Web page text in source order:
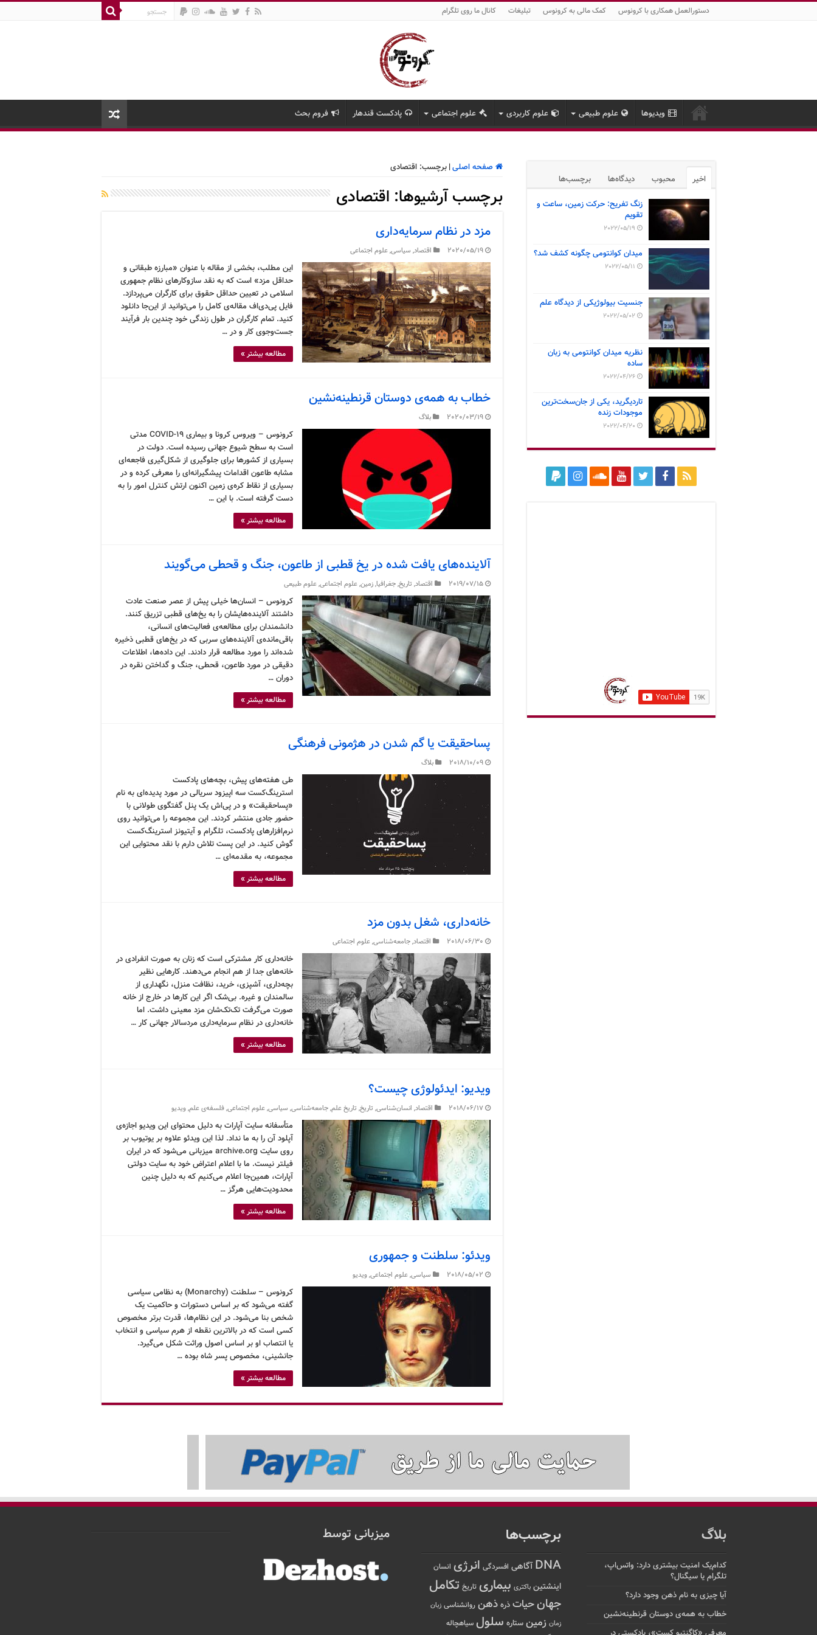
دستورالعمل همکاری با کرونوس کمک مالی به کرونوس تبلیغات کانال ما روی تلگرام
ویدیوها علوم طبیعی علوم کاربردی علوم اجتماعی پادکست قندهار فروم بحث
صفحه اصلی| برچسب: اقتصادی
برچسب آرشیوها: اقتصادی
مزد در نظام سرمایه‌داری
2020/05/19 اقتصاد, سیاسی,علوم اجتماعی
این مطلب، بخشی از مقاله با عنوان «مبارزه طبقاتی و
حداقل مزد» است که به نقد سازوکارهای نظام جمهوری
اسلامی در تعیین حداقل حقوق برای کارگران می‌پردازد.
فایل پی‌دی‌اف مقاله‌ی کامل را می‌توانید از این‌جا دانلود
کنید. تمام کارگران در طول زندگی خود چندین بار فرآیند
جست‌وجوی کار و در …
مطالعه بیشتر »
خطاب به همه‌ی دوستان قرنطینه‌نشین
2020/03/19 بلاگ
کرونوس – ویروس کرونا و بیماری COVID-19 مدتی
است به سطح شیوع جهانی رسیده است. دولت در
بسیاری از کشورها برای جلوگیری از شکل‌گیری فاجعه‌ای
مشابه طاعون اقدامات پیشگیرانه‌ای را معرفی کرده و در
بسیاری از نقاط کره‌ی زمین اکنون ارتش کنترل امور را به
دست گرفته است. با این …
مطالعه بیشتر »
آلاینده‌های یافت شده در یخ قطبی از طاعون، جنگ و قحطی می‌گویند
2019/07/15 اقتصاد, تاریخ,جغرافیا,زمین,علوم اجتماعی,علوم طبیعی
کرونوس – انسان‌ها خیلی پیش از عصر صنعت عادت
داشتند آلاینده‌هایشان را به یخ‌های قطبی تزریق کنند.
دانشمندان برای مطالعه‌ی فعالیت‌های انسانی،
باقی‌مانده‌ی آلاینده‌های سربی که در یخ‌های قطبی ذخیره
شده‌اند را مورد مطالعه قرار دادند. این داده‌ها، اطلاعات
دقیقی در مورد طاعون، قحطی، جنگ و گداختن نقره در
دوران …
مطالعه بیشتر »
پساحقیقت یا گم شدن در هژمونی فرهنگی
2018/10/09 بلاگ
طی هفته‌های پیش، بچه‌های پادکست
استرینگ‌کست سه اپیزود سریالی در مورد پدیده‌ای به نام
«پساحقیقت» و در پی‌اش یک پنل گفتگوی طولانی با
حضور جادی منتشر کردند. این مجموعه را می‌توانید روی
نرم‌افزارهای پادکست، تلگرام و آیتیونز استرینگ‌کست
گوش کنید. در این پست تلاش دارم با نقد محتوایی این
مجموعه، به مقدمه‌ای …
مطالعه بیشتر »
خانه‌داری، شغل بدون مزد
2018/06/30 اقتصاد,جامعه‌شناسی,علوم اجتماعی
خانه‌داری کار مشترکی است که زنان به صورت انفرادی در
خانه‌های جدا از هم انجام می‌دهند. کارهایی نظیر
بچه‌داری، آشپزی، خرید، نظافت منزل، نگهداری از
سالمندان و غیره. بی‌شک اگر این کارها در خارج از خانه
صورت می‌گرفت تک‌تک‌شان مزد معینی داشت. اما
خانه‌داری در نظام سرمایه‌داری مردسالار جهانی کار …
مطالعه بیشتر »
ویدیو: ایدئولوژی چیست؟
2018/06/17 اقتصاد, انسان‌شناسی, تاریخ, تاریخ علم,جامعه‌شناسی, سیاسی,علوم اجتماعی,فلسفه‌ی علم,ویدیو
متأسفانه سایت آپارات به دلیل محتوای این ویدیو اجازه‌ی
آپلود آن را به ما نداد. لذا این ویدئو علاوه بر یوتیوب بر
روی سایت archive.org میزبانی می‌شود که در ایران
فیلتر نیست. ما با اعلام اعتراض خود به سایت دولتی
آپارات، همین‌جا اعلام می‌کنیم که به دلیل چنین
محدودیت‌هایی هرگز …
مطالعه بیشتر »
ویدئو: سلطنت و جمهوری
2018/05/02 سیاسی,علوم اجتماعی,ویدیو
کرونوس – سلطنت (Monarchy) به نظامی سیاسی
گفته می‌شود که بر اساس دستورات و حاکمیت یک
شخص بنا می‌شود. در این نظام‌ها، قدرت برتر مخصوص
کسی است که در بالاترین نقطه از هرم سیاسی و انتخاب
یا انتصاب او بر اساس اصول وراثت شکل می‌گیرد.
جانشینی، مخصوص پسر شاه بوده …
مطالعه بیشتر »
اخیر محبوب دیدگاه‌ها برچسب‌ها
زنگ تفریح: حرکت زمین، ساعت و
تقویم
2022/05/19
میدان کوانتومی چگونه کشف شد؟
2022/05/11
جنسیت بیولوژیکی از دیدگاه علم
2022/05/02
نظریه میدان کوانتومی به زبان
ساده
2022/04/26
تاردیگرید، یکی از جان‌سخت‌ترین
موجودات زنده
2022/04/20
بلاگ
کدام‌یک امنیت بیشتری دارد: واتس‌اپ،
تلگرام یا سیگنال؟
آیا چیزی به نام ذهن وجود دارد؟
خطاب به همه‌ی دوستان قرنطینه‌نشین
برچسب‌ها
DNA آگاهی افسردگی انرژی انسان
اینشتین باکتری بیماری تاریخ تکامل
جهانحیات ذره ذهن روانشناسی زبان
زمان زمین ستاره سلول سیاهچاله
میزبانی توسط